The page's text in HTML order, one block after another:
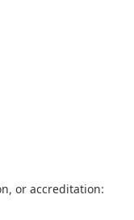
or accreditation: